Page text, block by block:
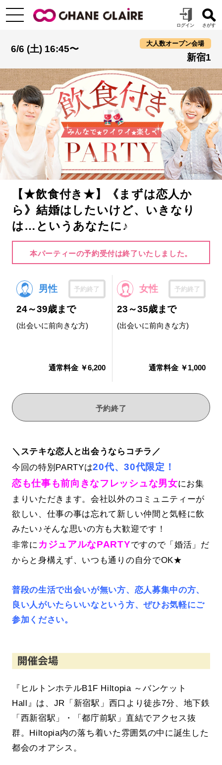
6/6 (土) 16:45〜
大人数オープン会場
新宿1
【★飲食付き★】《まずは恋人か
ら》結婚はしたいけど、いきなり
は…というあなたに♪
本パーティーの予約受付は終了いたしました。
男性 予約終了
24～39歳まで
(出会いに前向きな方)
通常料金 ￥6,200
女性 予約終了
23～35歳まで
(出会いに前向きな方)
通常料金 ￥1,000
予約終了
＼ステキな恋人と出会うならコチラ／
今回の特別PARTYは20代、30代限定！
恋も仕事も前向きなフレッシュな男女にお集
まりいただきます。会社以外のコミュニティーが
欲しい、仕事の事は忘れて新しい仲間と気軽に飲
みたい♪そんな思いの方も大歓迎です！
非常に カジュアルなPARTYですので「婚活」だ
からと身構えず、いつも通りの自分でOK★
普段の生活で出会いが無い方、恋人募集中の方、
良い人がいたらいいなという方、ぜひお気軽にご
参加ください。
『ヒルトンホテルB1F Hiltopia ～バンケット
Hall』は、JR「新宿駅」西口より徒歩7分、地下鉄
「西新宿駅」・「都庁前駅」直結でアクセス抜
群。Hiltopia内の落ち着いた雰囲気の中に誕生した
都会のオアシス。